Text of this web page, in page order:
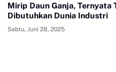
Mirip Daun Ganja, Ternyata
Dibutuhkan Dunia Industri
Sabtu, Juni 28, 2025